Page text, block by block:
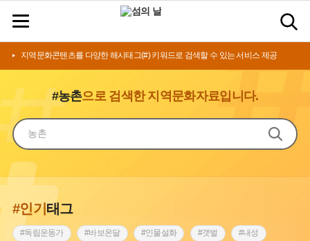
지역문화콘텐츠를 다양한 해시태그(#) 키워드로 검색할 수 있는 서비스 제공
#농촌으로 검색한 지역문화자료입니다.
#인기태그
#독립운동가 #바보온달 #인물설화 #갯벌 #내성